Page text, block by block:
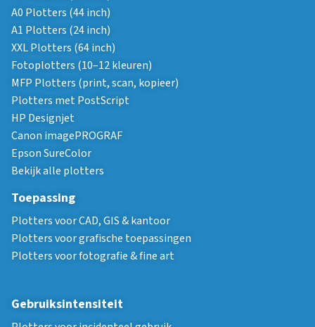
A0 Plotters (44 inch)
A1 Plotters (24 inch)
XXL Plotters (64 inch)
Fotoplotters (10–12 kleuren)
MFP Plotters (print, scan, kopieer)
Plotters met PostScript
HP Designjet
Canon imagePROGRAF
Epson SureColor
Bekijk alle plotters
Toepassing
Plotters voor CAD, GIS & kantoor
Plotters voor grafische toepassingen
Plotters voor fotografie & fine art
Gebruiksintensiteit